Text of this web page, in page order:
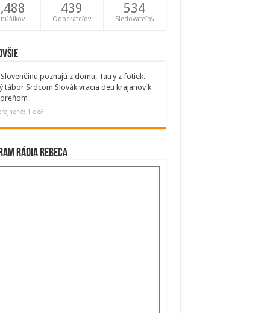
439
Odberateľov
534
Sledovateľov
Slovenčinu poznajú z domu, Tatry z fotiek.
tábor Srdcom Slovák vracia deti krajanov k
1 deň
Rádia Rebeca